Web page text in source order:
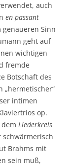
auch
en passant
genaueren Sinn
geht auf
wichtigen
fremde
Botschaft des
„hermetischer“
intimen
op.
Liederkreis
schwärmerisch
Brahms mit
sein muß,